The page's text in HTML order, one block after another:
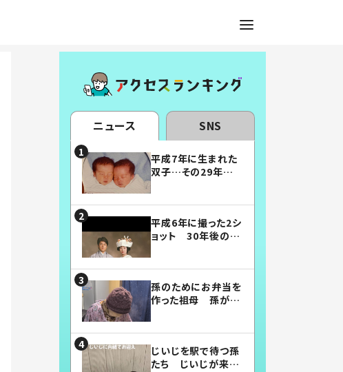
ニュース SNS
平成7年に生まれた
双子…その29年後
平成6年に撮った2シ
ョット 30年後の姿
孫のためにお弁当を
作った祖母 孫が絶
じいじを駅で待つ孫
たち じいじが来た